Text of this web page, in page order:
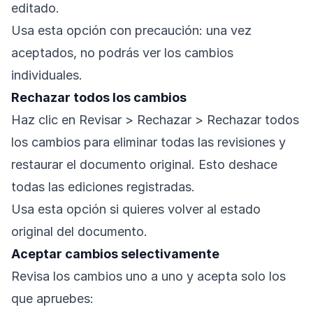
editado.
Usa esta opción con precaución: una vez
aceptados, no podrás ver los cambios
individuales.
Rechazar todos los cambios
Haz clic en Revisar > Rechazar > Rechazar todos
los cambios para eliminar todas las revisiones y
restaurar el documento original. Esto deshace
todas las ediciones registradas.
Usa esta opción si quieres volver al estado
original del documento.
Aceptar cambios selectivamente
Revisa los cambios uno a uno y acepta solo los
que apruebes: